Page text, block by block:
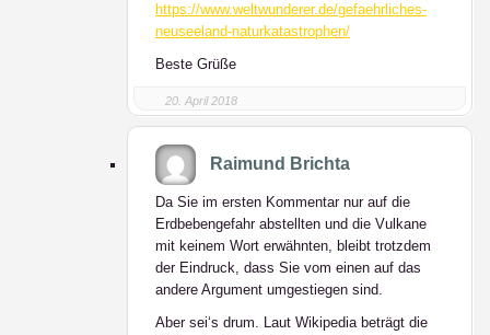
https://www.weltwunderer.de/gefaehrliches-
neuseeland-naturkatastrophen/
Beste Grüße
20. April 2018
Raimund Brichta
Da Sie im ersten Kommentar nur auf die
Erdbebengefahr abstellten und die Vulkane
mit keinem Wort erwähnten, bleibt trotzdem
der Eindruck, dass Sie vom einen auf das
andere Argument umgestiegen sind.
Aber sei‘s drum. Laut Wikipedia beträgt die